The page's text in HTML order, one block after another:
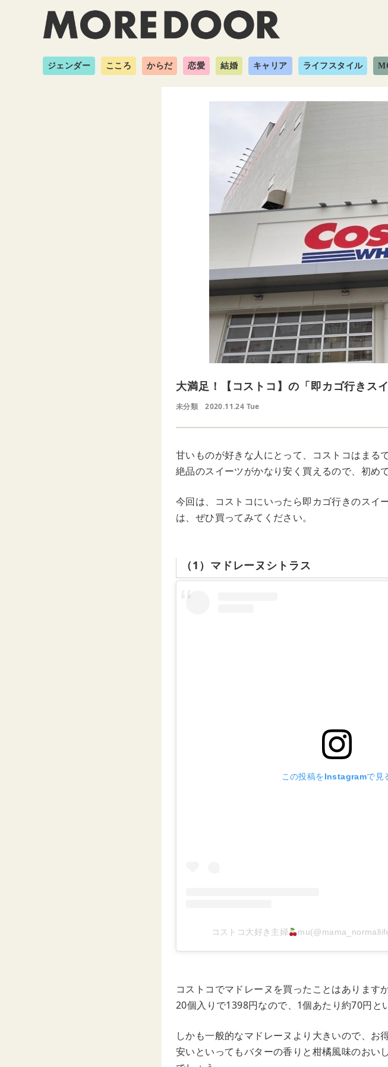
ジェンダー こころ からだ 恋愛 結婚 キャリア ライフスタイル
大満足！【コストコ】の「即カゴ行きス
未分類 2020.11.24 Tue
甘いものが好きな人にとって、コストコはまるで
絶品のスイーツがかなり安く買えるので、初め
今回は、コストコにいったら即カゴ行きのスイ
は、ぜひ買ってみてください。
（1）マドレーヌシトラス
この投稿をInstagramで見
コストコ大好き主婦
コストコでマドレーヌを買ったことはあります
20個入りで1398円なので、1個あたり約70円と
しかも一般的なマドレーヌより大きいので、お
安いといってもバターの香りと柑橘風味のおい